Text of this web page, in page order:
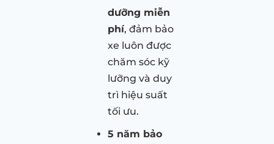
dưỡng miễn
phí, đảm bảo
xe luôn được
chăm sóc kỹ
lưỡng và duy
trì hiệu suất
tối ưu.
5 năm bảo